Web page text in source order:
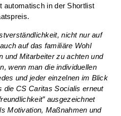
automatisch in der Shortlist
nicht nur auf
auf das familiäre Wohl
und Mitarbeiter zu achten und
wenn man die individuellen
und jeder einzelnen im Blick
die CS Caritas Socialis erneut
ausgezeichnet
Motivation, Maßnahmen und